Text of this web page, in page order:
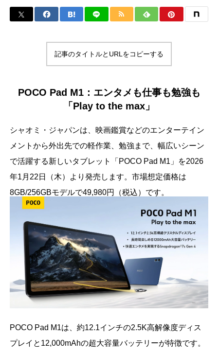
記事のタイトルとURLをコピーする
POCO Pad M1：エンタメも仕事も勉強も
「Play to the max」
シャオミ・ジャパンは、映画鑑賞などのエンターテイン
メントから外出先での軽作業、勉強まで、幅広いシーン
で活躍する新しいタブレット「POCO Pad M1」を2026
年1月22日（木）より発売します。市場想定価格は
8GB/256GBモデルで49,980円（税込）です。
POCO Pad M1は、約12.1インチの2.5K高解像度ディス
プレイと12,000mAhの超大容量バッテリーが特徴です。